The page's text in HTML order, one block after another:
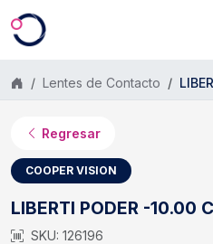
Saltar al contenido principal
Lentes de Contacto
Regresar
COOPER VISION
LIBERTI PODER -10.00
SKU: 126196